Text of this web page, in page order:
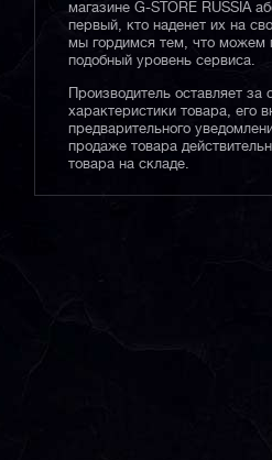
магазине G-STORE RUSSIA
первый, кто наденет их на
мы гордимся тем, что можем
подобный уровень сервиса.
Производитель оставляет
характеристики товара, его
предварительного
продаже товара
товара на складе.